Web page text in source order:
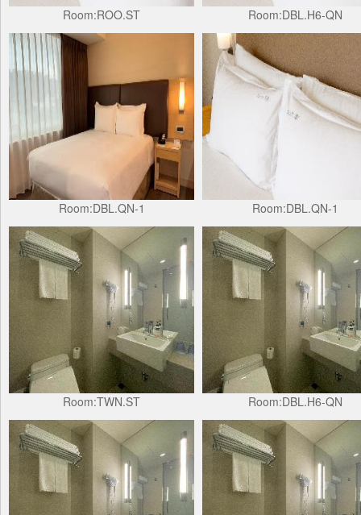
Room:ROO.ST Room:DBL.H6-QN
Room:DBL.QN-1 Room:DBL.QN-1
Room:TWN.ST Room:DBL.H6-QN